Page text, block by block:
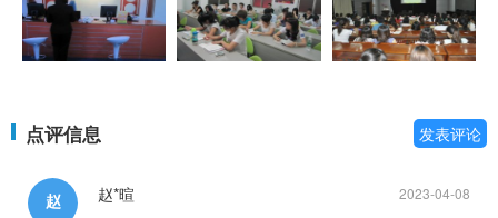
点评信息 发表评论
赵 2023-04-08
赵*暄